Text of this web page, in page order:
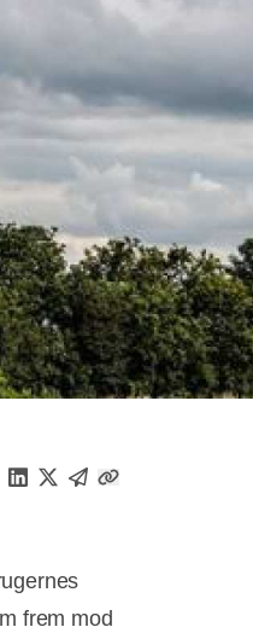
frem mod